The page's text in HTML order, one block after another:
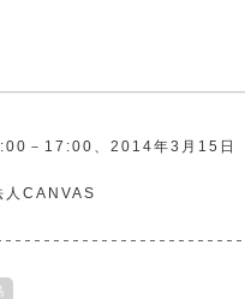
－17:00、2014年3月15
人CANVAS